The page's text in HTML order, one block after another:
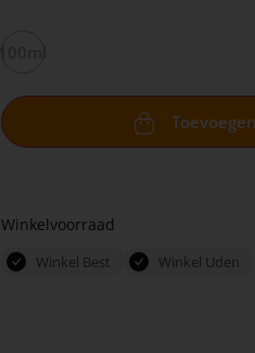
Winkelvoorraad
Winkel Best Winkel Uden